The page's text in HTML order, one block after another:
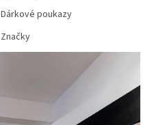
Dárkové poukazy
Značky